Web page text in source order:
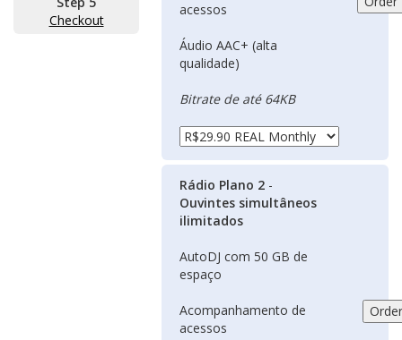
Checkout
acessos
Áudio AAC+ (alta
qualidade)
Bitrate de até 64KB
Rádio Plano 2 -
Ouvintes simultâneos
ilimitados
AutoDJ com 50 GB de
espaço
Acompanhamento de
acessos